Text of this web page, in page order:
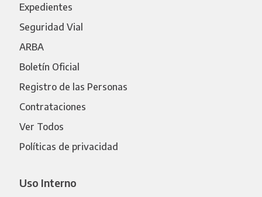
Expedientes
Seguridad Vial
ARBA
Boletín Oficial
Registro de las Personas
Contrataciones
Ver Todos
Políticas de privacidad
Uso Interno